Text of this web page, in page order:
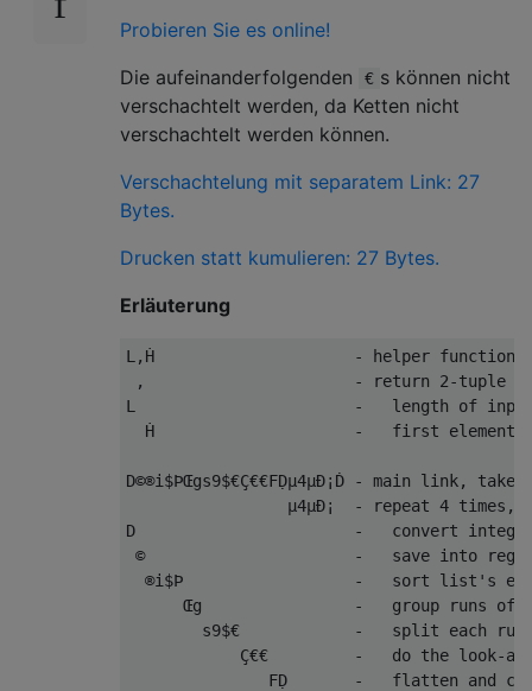
Probieren Sie es online!
Die aufeinanderfolgenden
€ s können nicht
verschachtelt werden, da Ketten nicht
verschachtelt werden können.
Verschachtelung mit separatem Link: 27
Bytes.
Drucken statt kumulieren: 27 Bytes.
Erläuterung
L,Ḣ                     - helper function,
,                      - return 2-tuple
L                       -   length of
Ḣ                     -   first element
D©®i$ÞŒgs9$€Ç€€FḌµ4µÐ¡Ḋ - main link,
µ4µÐ¡  - repeat 4 times,
D                       -   convert
©                      -   save into
®i$Þ                  -   sort list's
Œg                -   group runs of
s9$€            -   split each
Ç€€         -   do the look-
FḌ       -   flatten and